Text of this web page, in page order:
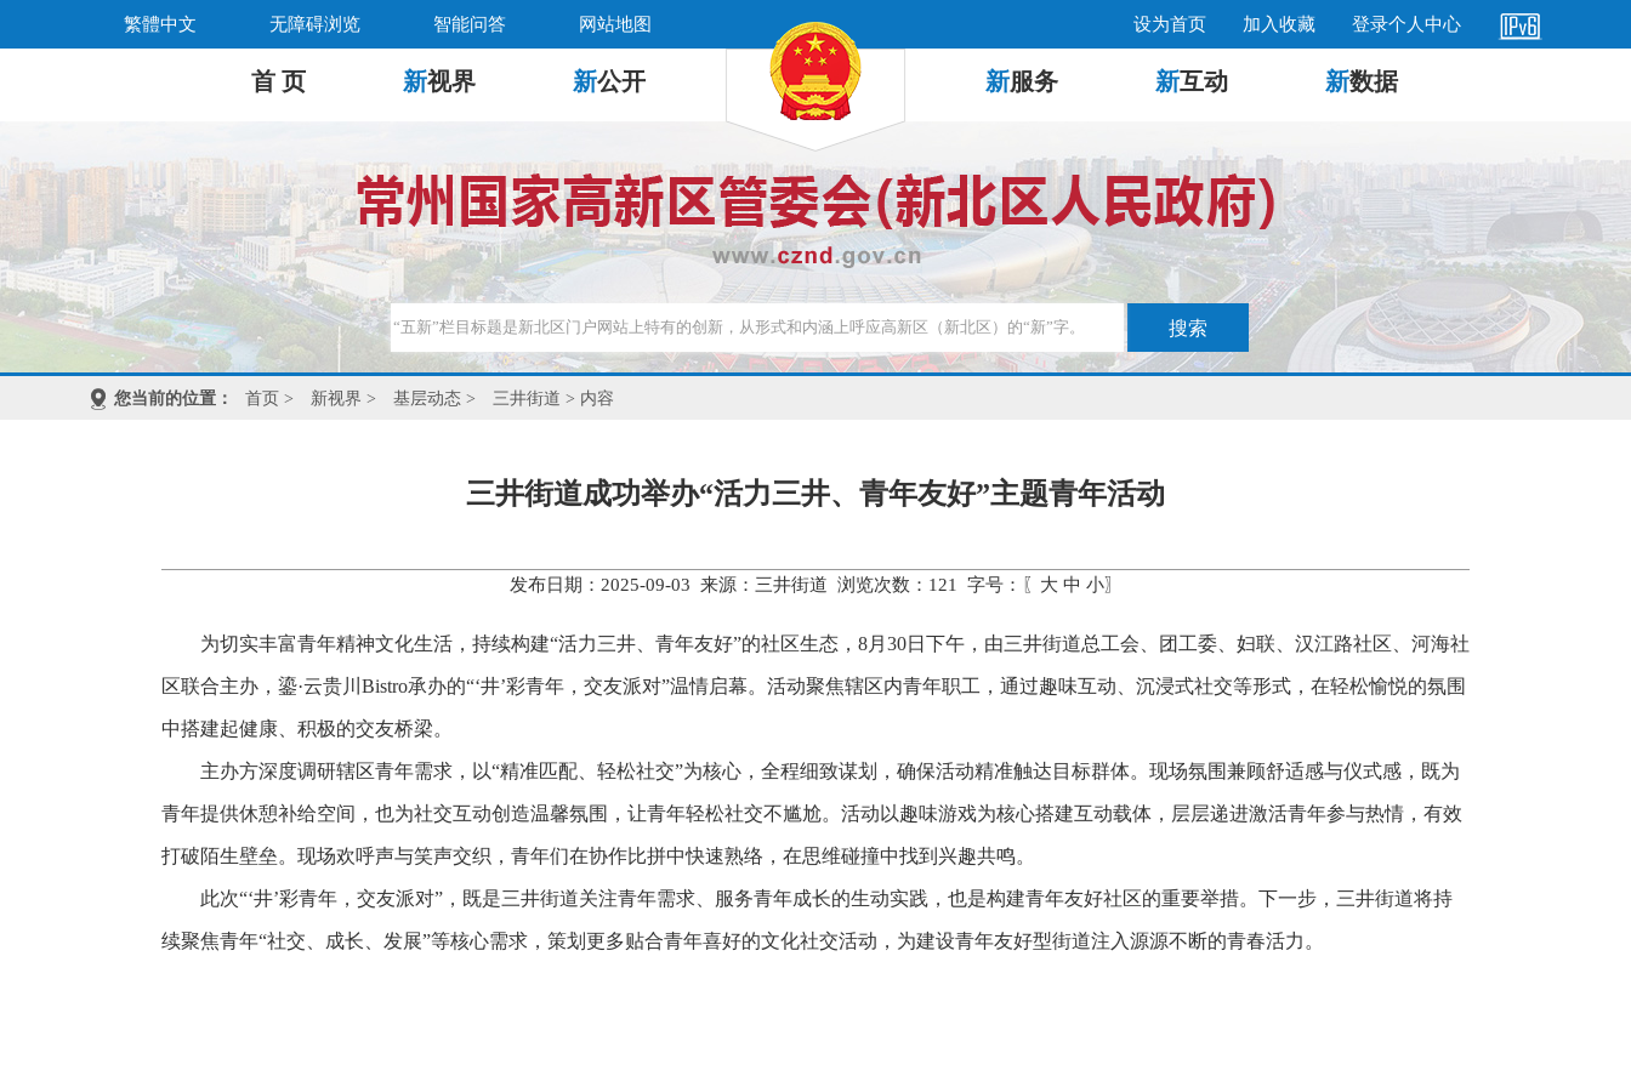
繁體中文 无障碍浏览 智能问答 网站地图 设为首页 加入收藏 登录个人中心
首 页 新视界 新公开 新服务 新互动 新数据
您当前的位置： 首页 > 新视界 > 基层动态 > 三井街道 > 内容
三井街道成功举办“活力三井、青年友好”主题青年活动
发布日期：2025-09-03 来源：三井街道 浏览次数： 121 字号：〖 大 中 小〗
为切实丰富青年精神文化生活，持续构建“活力三井、青年友好”的社区生态，8月30日下午，由三井街道总工会、团工委、妇联、汉江路社区、河海社
区联合主办，鎏·云贵川Bistro承办的“‘井’彩青年，交友派对”温情启幕。活动聚焦辖区内青年职工，通过趣味互动、沉浸式社交等形式，在轻松愉悦的氛围
中搭建起健康、积极的交友桥梁。
主办方深度调研辖区青年需求，以“精准匹配、轻松社交”为核心，全程细致谋划，确保活动精准触达目标群体。现场氛围兼顾舒适感与仪式感，既为
青年提供休憩补给空间，也为社交互动创造温馨氛围，让青年轻松社交不尴尬。活动以趣味游戏为核心搭建互动载体，层层递进激活青年参与热情，有效
打破陌生壁垒。现场欢呼声与笑声交织，青年们在协作比拼中快速熟络，在思维碰撞中找到兴趣共鸣。
此次“‘井’彩青年，交友派对”，既是三井街道关注青年需求、服务青年成长的生动实践，也是构建青年友好社区的重要举措。下一步，三井街道将持
续聚焦青年“社交、成长、发展”等核心需求，策划更多贴合青年喜好的文化社交活动，为建设青年友好型街道注入源源不断的青春活力。